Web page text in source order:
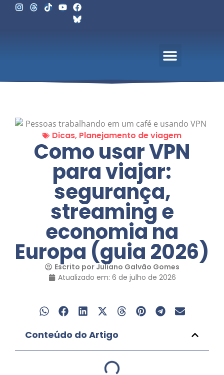
Dicas, Planejamento de viagem
Como usar VPN
para viajar:
segurança,
streaming e
economia na
Europa (guia 2026)
Escrito porJuliano Galvão Gomes
Atualizado em: 6 de julho de 2026
Conteúdo do Artigo